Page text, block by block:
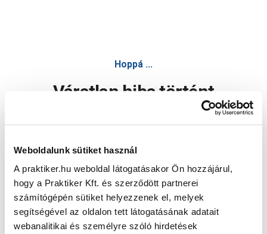
Weboldalunk sütiket használ
A praktiker.hu weboldal látogatásakor Ön hozzájárul,
hogy a Praktiker Kft. és szerződött partnerei
számítógépén sütiket helyezzenek el, melyek
segítségével az oldalon tett látogatásának adatait
webanalitikai és személyre szóló hirdetések
Hoppá ...
Váratlan hiba történt
Oldal újratöltése